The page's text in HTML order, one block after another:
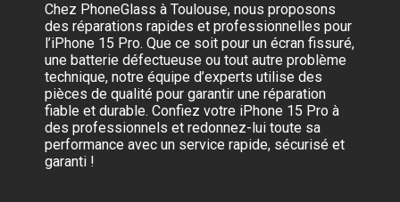
Chez PhoneGlass à Toulouse, nous proposons
des réparations rapides et professionnelles pour
l’iPhone 15 Pro. Que ce soit pour un écran fissuré,
une batterie défectueuse ou tout autre problème
technique, notre équipe d’experts utilise des
pièces de qualité pour garantir une réparation
fiable et durable. Confiez votre iPhone 15 Pro à
des professionnels et redonnez-lui toute sa
performance avec un service rapide, sécurisé et
garanti !